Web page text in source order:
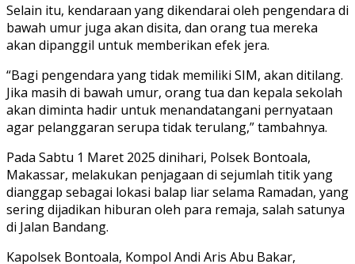
Selain itu, kendaraan yang dikendarai oleh pengendara di
bawah umur juga akan disita, dan orang tua mereka
akan dipanggil untuk memberikan efek jera.
“Bagi pengendara yang tidak memiliki SIM, akan ditilang.
Jika masih di bawah umur, orang tua dan kepala sekolah
akan diminta hadir untuk menandatangani pernyataan
agar pelanggaran serupa tidak terulang,” tambahnya.
Pada Sabtu 1 Maret 2025 dinihari, Polsek Bontoala,
Makassar, melakukan penjagaan di sejumlah titik yang
dianggap sebagai lokasi balap liar selama Ramadan, yang
sering dijadikan hiburan oleh para remaja, salah satunya
di Jalan Bandang.
Kapolsek Bontoala, Kompol Andi Aris Abu Bakar,